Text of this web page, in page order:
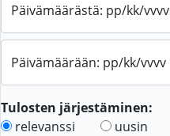
Päivämäärästä: pp/kk/vvvv
Päivämäärään: pp/kk/vvvv
Tulosten järjestäminen:
relevanssi
uusin